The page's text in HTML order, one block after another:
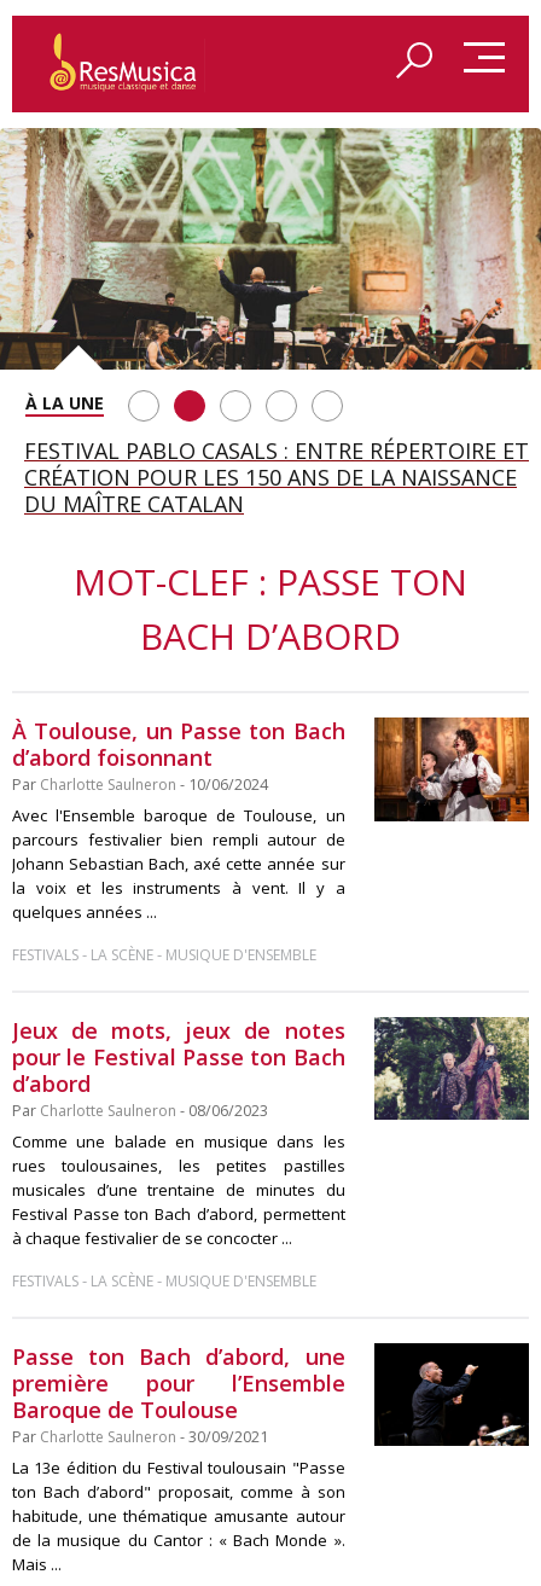
SAINT FRANÇOIS D’ASSISE À SALZBOURG, UNE
SOIRÉE IMMENSE PORTÉE PAR ROMEO
CASTELLUCCI ET MAXIME PASCAL
FESTIVAL PABLO CASALS : ENTRE RÉPERTOIRE ET
CRÉATION POUR LES 150 ANS DE LA NAISSANCE
DU MAÎTRE CATALAN
A BAYREUTH, LE 150E ANNIVERSAIRE DU RING
WAGNÉRIEN GÉNÉRÉ PAR L’IA
BETSY JOLAS FÊTE SON CENTIÈME
ANNIVERSAIRE
GEORGE BENJAMIN : « MES PARENTS AVAIENT
CETTE EXIGENCE DE L’OBJET CISELÉ »
MOT-CLEF : PASSE TON
BACH D’ABORD
À Toulouse, un Passe ton Bach
d’abord foisonnant
Par Charlotte Saulneron - 10/06/2024
Avec l'Ensemble baroque de Toulouse, un
parcours festivalier bien rempli autour de
Johann Sebastian Bach, axé cette année sur
la voix et les instruments à vent. Il y a
quelques années ...
FESTIVALS- LA SCÈNE- MUSIQUE D'ENSEMBLE
Jeux de mots, jeux de notes
pour le Festival Passe ton Bach
d’abord
Par Charlotte Saulneron - 08/06/2023
Comme une balade en musique dans les
rues toulousaines, les petites pastilles
musicales d’une trentaine de minutes du
Festival Passe ton Bach d’abord, permettent
à chaque festivalier de se concocter ...
FESTIVALS- LA SCÈNE- MUSIQUE D'ENSEMBLE
Passe ton Bach d’abord, une
première pour l’Ensemble
Baroque de Toulouse
Par Charlotte Saulneron - 30/09/2021
La 13e édition du Festival toulousain "Passe
ton Bach d’abord" proposait, comme à son
habitude, une thématique amusante autour
de la musique du Cantor : « Bach Monde ».
Mais ...